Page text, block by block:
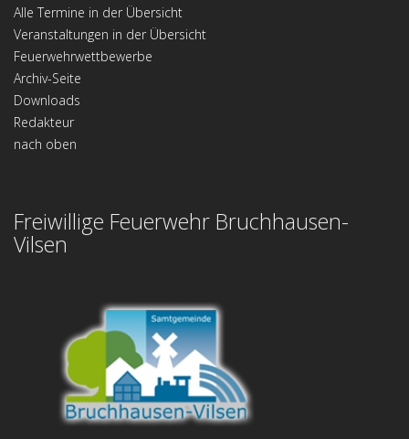
Alle Termine in der Übersicht
Veranstaltungen in der Übersicht
Feuerwehrwettbewerbe
Archiv-Seite
Downloads
Redakteur
nach oben
Freiwillige Feuerwehr Bruchhausen-
Vilsen